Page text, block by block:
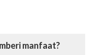
manfaat?